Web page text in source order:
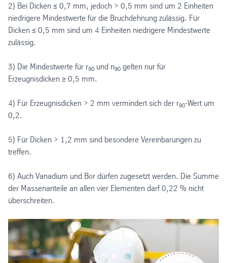
2) Bei Dicken ≤ 0,7 mm, jedoch > 0,5 mm sind um 2 Einheiten
niedrigere Mindestwerte für die Bruchdehnung zulässig. Für
Dicken ≤ 0,5 mm sind um 4 Einheiten niedrigere Mindestwerte
zulässig.
3) Die Mindestwerte für r90 und n90 gelten nur für
Erzeugnisdicken ≥ 0,5 mm.
4) Für Erzeugnisdicken > 2 mm vermindert sich der r90-Wert um
0,2.
5) Für Dicken > 1,2 mm sind besondere Vereinbarungen zu
treffen.
6) Auch Vanadium und Bor dürfen zugesetzt werden. Die Summe
der Massenanteile an allen vier Elementen darf 0,22 % nicht
überschreiten.